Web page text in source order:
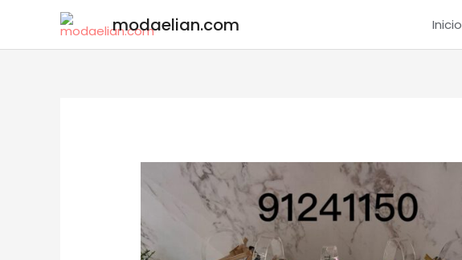
modaelian.com Inicio